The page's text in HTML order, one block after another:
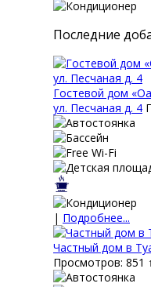
Последние
Гостевой дом
ул. Песчаная д. 4
| Подробнее...
Частный дом в
Просмотров: 851 ↑